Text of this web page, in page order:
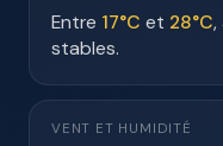
Entre 17°C et 28°C,
stables.
VENT ET HUMIDITÉ